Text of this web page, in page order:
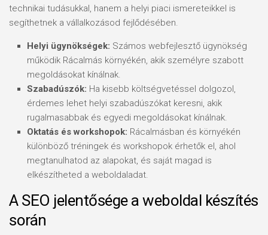
technikai tudásukkal, hanem a helyi piaci ismereteikkel is
segíthetnek a vállalkozásod fejlődésében.
Helyi ügynökségek: Számos webfejlesztő ügynökség
működik Rácalmás környékén, akik személyre szabott
megoldásokat kínálnak.
Szabadúszók: Ha kisebb költségvetéssel dolgozol,
érdemes lehet helyi szabadúszókat keresni, akik
rugalmasabbak és egyedi megoldásokat kínálnak.
Oktatás és workshopok: Rácalmásban és környékén
különböző tréningek és workshopok érhetők el, ahol
megtanulhatod az alapokat, és saját magad is
elkészítheted a weboldaladat.
A SEO jelentősége a weboldal készítés
során